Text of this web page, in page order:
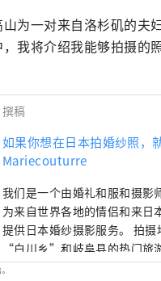
为一对来自洛杉矶的夫
我将介绍我能够拍摄的
撰稿
如果你想在日本拍婚纱照，
Mariecouturre
我们是一个由婚礼和服和摄影
为来自世界各地的情侣和来日
提供日本婚纱摄影服务。 拍摄地点为世界遗产
“白川乡”和岐阜县的热门旅
山”。 服装包括婚礼用的正式